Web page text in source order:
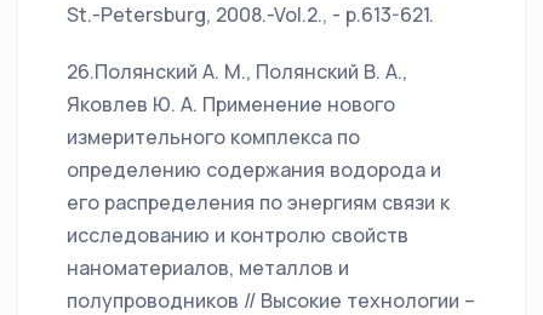
St.-Petersburg, 2008.-Vol.2., - p.613-621.
26.Полянский А. М., Полянский В. А.,
Яковлев Ю. А. Применение нового
измерительного комплекса по
определению содержания водорода и
его распределения по энергиям связи к
исследованию и контролю свойств
наноматериалов, металлов и
полупроводников // Высокие технологии –